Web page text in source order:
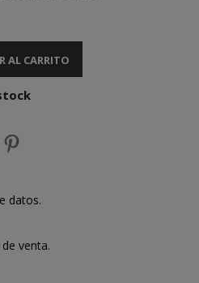
AL CARRITO
datos.
venta.